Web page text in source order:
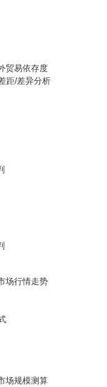
贸易依存度
距/差异分析
场行情走势
场规模测算